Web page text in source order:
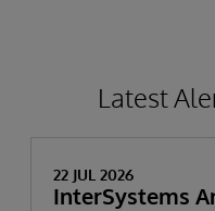
Latest
22 JUL 2026
InterSystems